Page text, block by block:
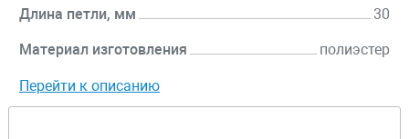
Длина петли, мм 30
Материал изготовления полиэстер
Перейти к описанию